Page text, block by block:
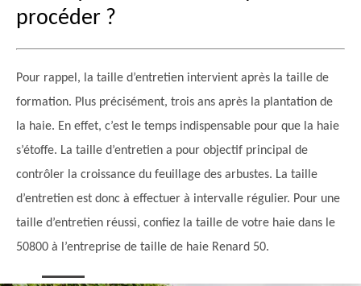
procéder ?
Pour rappel, la taille d’entretien intervient après la taille de
formation. Plus précisément, trois ans après la plantation de
la haie. En effet, c’est le temps indispensable pour que la haie
s’étoffe. La taille d’entretien a pour objectif principal de
contrôler la croissance du feuillage des arbustes. La taille
d’entretien est donc à effectuer à intervalle régulier. Pour une
taille d’entretien réussi, confiez la taille de votre haie dans le
50800 à l’entreprise de taille de haie Renard 50.